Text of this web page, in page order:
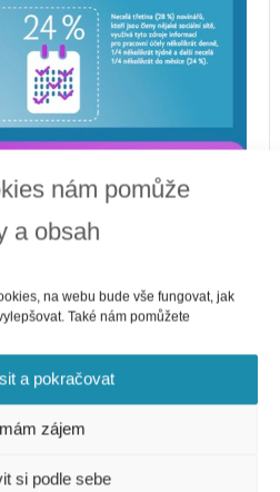
nám pomůže
a obsah
na webu bude vše fungovat, jak
Také nám pomůžete
a pokračovat
zájem
si podle sebe